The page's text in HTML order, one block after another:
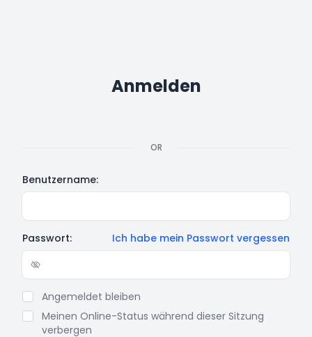
Anmelden
OR
Benutzername:
Passwort: Ich habe mein Passwort vergessen
Show/hide password
Angemeldet bleiben
Meinen Online-Status während dieser Sitzung
verbergen